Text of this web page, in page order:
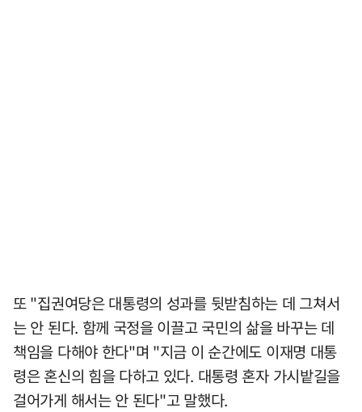
또 "집권여당은 대통령의 성과를 뒷받침하는 데 그쳐서
는 안 된다. 함께 국정을 이끌고 국민의 삶을 바꾸는 데
책임을 다해야 한다"며 "지금 이 순간에도 이재명 대통
령은 혼신의 힘을 다하고 있다. 대통령 혼자 가시밭길을
걸어가게 해서는 안 된다"고 말했다.